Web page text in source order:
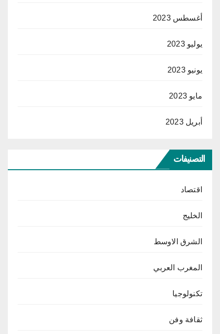
أغسطس 2023
يوليو 2023
يونيو 2023
مايو 2023
أبريل 2023
التصنيفات
اقتصاد
الخليج
الشرق الاوسط
المغرب العربي
تكنولوجيا
ثقافة وفن